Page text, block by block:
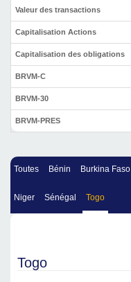
Valeur des transactions
Capitalisation Actions
Capitalisation des obligations
BRVM-C
BRVM-30
BRVM-PRES
Toutes Bénin Burkina Faso
Niger Sénégal Togo
Togo